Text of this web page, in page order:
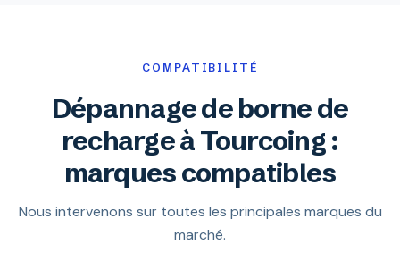
COMPATIBILITÉ
Dépannage de borne de
recharge à Tourcoing :
marques compatibles
Nous intervenons sur toutes les principales marques du
marché.